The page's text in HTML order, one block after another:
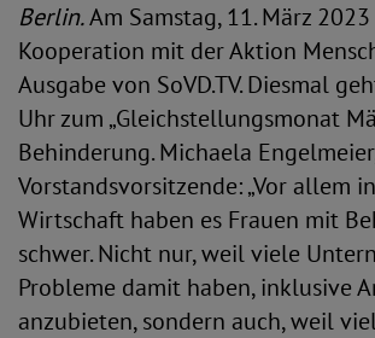
Berlin.Am Samstag, 11. März
Kooperation mit der Aktion
Ausgabe von SoVD.TV. Diesmal
Uhr zum „Gleichstellungsmonat
Behinderung. Michaela
Vorstandsvorsitzende: „Vor allem
Wirtschaft haben es Frauen mit
schwer. Nicht nur, weil viele
Probleme damit haben, inklusive
anzubieten, sondern auch, weil